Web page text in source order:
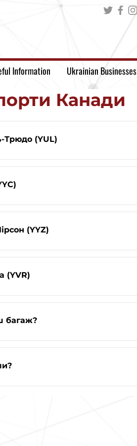
Information Ukrainian Businesses
Канади
Трюдо (YUL)
(YYZ)
(YVR)
багаж?